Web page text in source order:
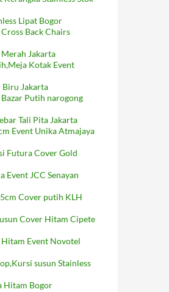
Lipat Bogor
Back Chairs
Jakarta
Kotak Event
Biru Jakarta
Putih narogong
Tali Pita Jakarta
Event Unika Atmajaya
Futura Cover Gold
Event JCC Senayan
Cover putih KLH
Cover Hitam Cipete
Hitam Event Novotel
susun Stainless
Hitam Bogor